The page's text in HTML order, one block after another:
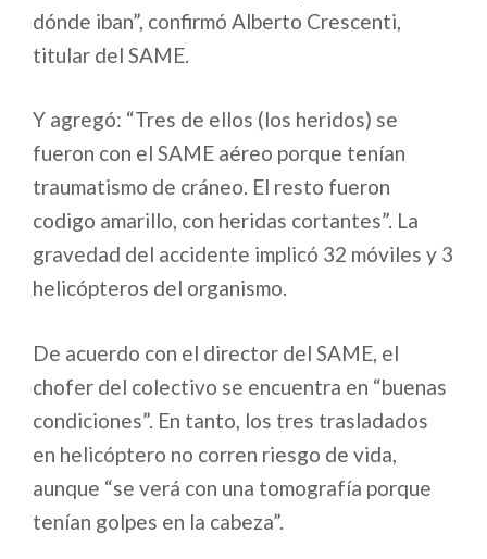
dónde iban”, confirmó Alberto Crescenti,
titular del SAME.
Y agregó: “Tres de ellos (los heridos) se
fueron con el SAME aéreo porque tenían
traumatismo de cráneo. El resto fueron
codigo amarillo, con heridas cortantes”. La
gravedad del accidente implicó 32 móviles y 3
helicópteros del organismo.
De acuerdo con el director del SAME, el
chofer del colectivo se encuentra en “buenas
condiciones”. En tanto, los tres trasladados
en helicóptero no corren riesgo de vida,
aunque “se verá con una tomografía porque
tenían golpes en la cabeza”.